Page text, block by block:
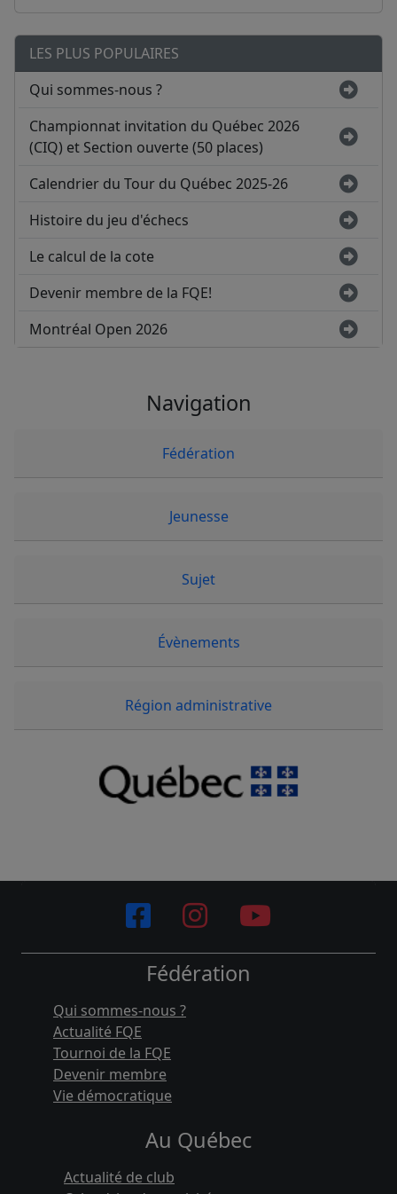
LES PLUS POPULAIRES
Qui sommes-nous ?
Championnat invitation du Québec 2026
(CIQ) et Section ouverte (50 places)
Calendrier du Tour du Québec 2025-26
Histoire du jeu d'échecs
Le calcul de la cote
Devenir membre de la FQE!
Montréal Open 2026
Navigation
Fédération
Jeunesse
Sujet
Évènements
Région administrative
Fédération
Qui sommes-nous ?
Actualité FQE
Tournoi de la FQE
Devenir membre
Vie démocratique
Au Québec
Actualité de club